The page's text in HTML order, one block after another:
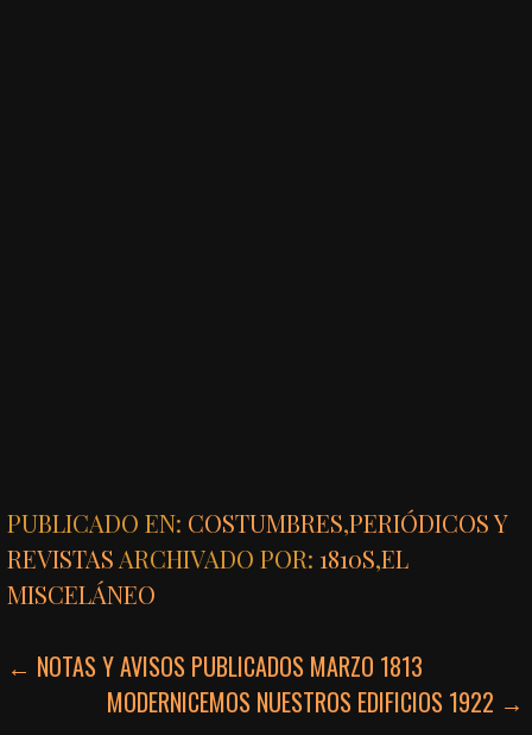
PUBLICADO EN: COSTUMBRES,PERIÓDICOS Y
REVISTAS ARCHIVADO POR:1810S,EL
MISCELÁNEO
NAVEGACIÓN
← NOTAS Y AVISOS PUBLICADOS MARZO 1813
MODERNICEMOS NUESTROS EDIFICIOS 1922 →